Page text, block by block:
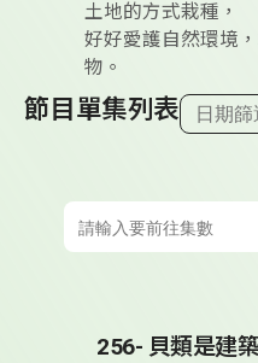
土地的方式栽種，
好好愛護自然環境
物。
節目單集列表 日期篩
256- 貝類是建